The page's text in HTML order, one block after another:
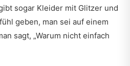
sogar Kleider mit Glitzer und
geben, man sei auf einem
sagt, „Warum nicht einfach